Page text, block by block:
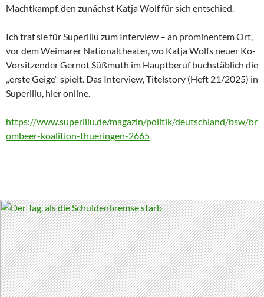
Machtkampf, den zunächst Katja Wolf für sich entschied.
Ich traf sie für Superillu zum Interview – an prominentem Ort,
vor dem Weimarer Nationaltheater, wo Katja Wolfs neuer Ko-
Vorsitzender Gernot Süßmuth im Hauptberuf buchstäblich die
„erste Geige“ spielt. Das Interview, Titelstory (Heft 21/2025) in
Superillu, hier online.
https://www.superillu.de/magazin/politik/deutschland/bsw/br
ombeer-koalition-thueringen-2665